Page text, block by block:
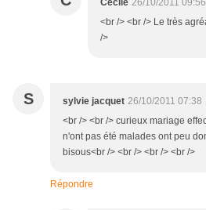
Cecile 26/10/2011 09:56
<br /> <br /> Le très
/>
S sylvie jacquet 26/10/2011 07:38
<br /> <br /> curieux mariage
n'ont pas été malades ont peu
bisous<br /> <br /> <br /> <br />
Répondre